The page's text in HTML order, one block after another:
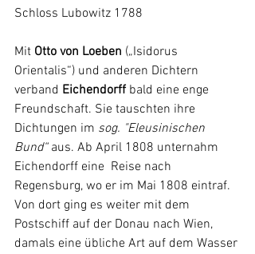
Schloss Lubowitz 1788
Mit Otto von Loeben („Isidorus
Orientalis“) und anderen Dichtern
verband Eichendorff bald eine enge
Freundschaft. Sie tauschten ihre
Dichtungen im sog. "Eleusinischen
Bund“ aus. Ab April 1808 unternahm
Eichendorff eine  Reise nach
Regensburg, wo er im Mai 1808 eintraf.
Von dort ging es weiter mit dem
Postschiff auf der Donau nach Wien,
damals eine übliche Art auf dem Wasser